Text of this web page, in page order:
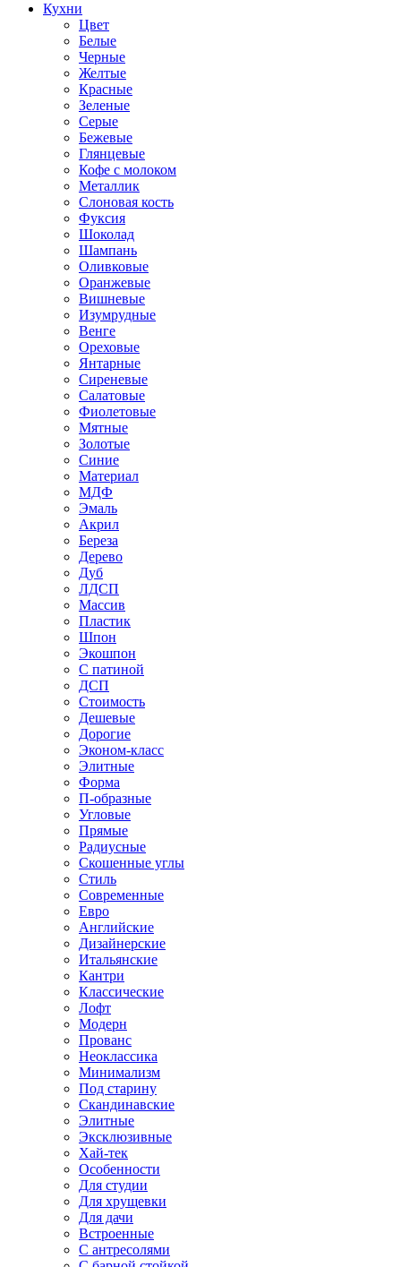
Кухни
Цвет
Белые
Черные
Желтые
Красные
Зеленые
Серые
Бежевые
Глянцевые
Кофе с молоком
Металлик
Слоновая кость
Фуксия
Шоколад
Шампань
Оливковые
Оранжевые
Вишневые
Изумрудные
Венге
Ореховые
Янтарные
Сиреневые
Салатовые
Фиолетовые
Мятные
Золотые
Синие
Материал
МДФ
Эмаль
Акрил
Береза
Дерево
Дуб
ЛДСП
Массив
Пластик
Шпон
Экошпон
С патиной
ДСП
Стоимость
Дешевые
Дорогие
Эконом-класс
Элитные
Форма
П-образные
Угловые
Прямые
Радиусные
Скошенные углы
Стиль
Современные
Евро
Английские
Дизайнерские
Итальянские
Кантри
Классические
Лофт
Модерн
Прованс
Неоклассика
Минимализм
Под старину
Скандинавские
Элитные
Эксклюзивные
Хай-тек
Особенности
Для студии
Для хрущевки
Для дачи
Встроенные
С антресолями